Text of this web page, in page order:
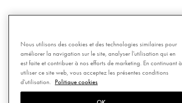
Nous utilisons des cookies et des technologies similaires pour
améliorer la navigation sur le site, analyser l'utilisation qui en
est faite et contribuer à nos efforts de marketing. En continuant à
utiliser ce site web, vous acceptez les présentes conditions
d'utilisation.
Politique cookies